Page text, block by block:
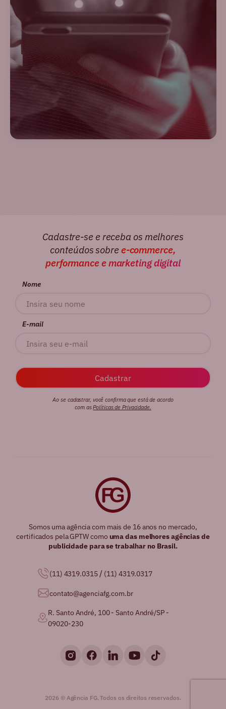
Somos uma agência com mais de 16 anos no mercado,
certificados pela GPTW como uma das melhores agências de
publicidade para se trabalhar no Brasil.
(11) 4319.0315 / (11) 4319.0317
contato@agenciafg.com.br
R. Santo André, 100 - Santo André/SP -
09020-230
2026 © Agência FG. Todos os direitos reservados.
Cadastre-se e receba os melhores
conteúdos sobre e-commerce,
performance e marketing digital
Nome
E-mail
Ao se cadastrar, você confirma que está de acordo
com asPolíticas de Privacidade.